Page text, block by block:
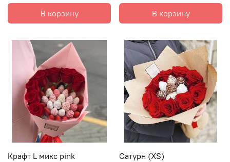
В корзину В корзину
Крафт L микс pink Сатурн (XS)